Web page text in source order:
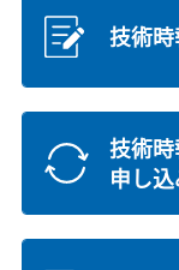
技術
技術
申し